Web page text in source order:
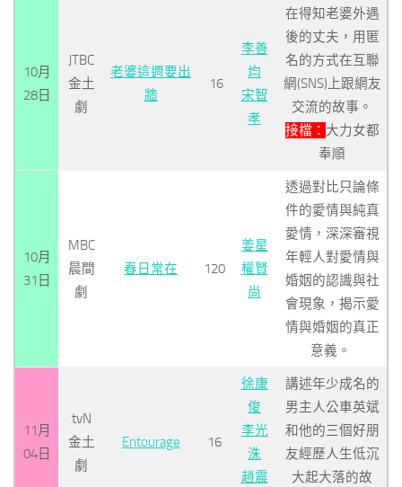
10月
28日
JTBC
金土
劇
老婆這週要出
牆
16
李善
均
宋智
孝
在得知老婆外遇
後的丈夫，用匿
名的方式在互聯
網(SNS)上跟網友
交流的故事。
接檔： 大力女都
奉順
10月
31日
MBC
晨間
劇
春日常在 120
姜星
權賢
尚
透過對比只論條
件的愛情與純真
愛情，深深審視
年輕人對愛情與
婚姻的認識與社
會現象，揭示愛
情與婚姻的真正
意義。
11月
04日
tvN
金土
劇
Entourage 16
徐康
俊
李光
洙
趙震
講述年少成名的
男主人公車英斌
和他的三個好朋
友經歷人生低沉
大起大落的故